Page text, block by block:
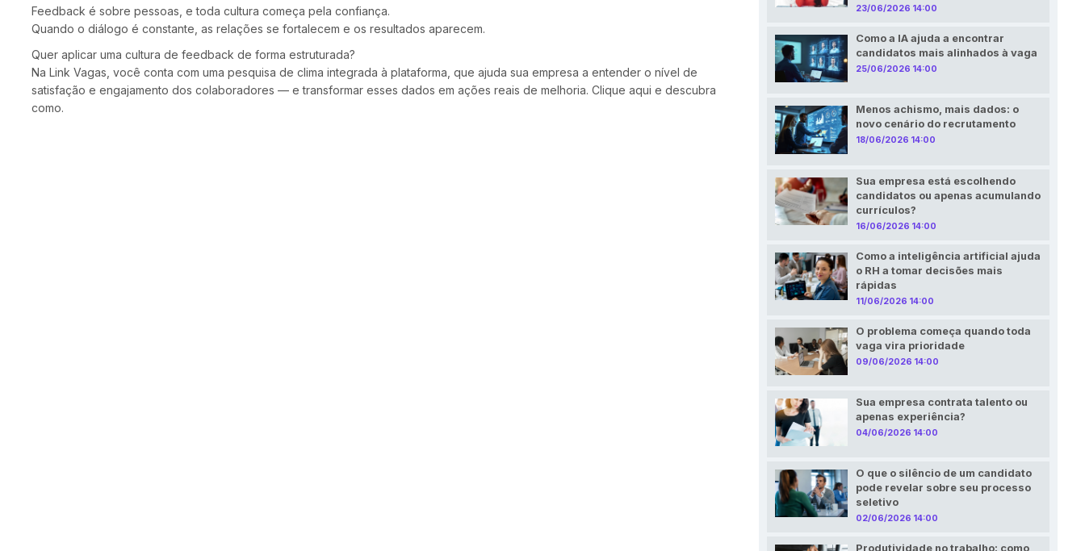
Feedback é sobre pessoas, e toda cultura começa pela confiança.
Quando o diálogo é constante, as relações se fortalecem e os resultados aparecem.
Quer aplicar uma cultura de feedback de forma estruturada?
Na Link Vagas, você conta com uma pesquisa de clima integrada à plataforma, que ajuda sua empresa a entender o nível de
satisfação e engajamento dos colaboradores — e transformar esses dados em ações reais de melhoria. Clique aqui e descubra
como.
23/06/2026 14:00
Como a IA ajuda a encontrar
candidatos mais alinhados à vaga
25/06/2026 14:00
Menos achismo, mais dados: o
novo cenário do recrutamento
18/06/2026 14:00
Sua empresa está escolhendo
candidatos ou apenas acumulando
currículos?
16/06/2026 14:00
Como a inteligência artificial ajuda
o RH a tomar decisões mais
rápidas
11/06/2026 14:00
O problema começa quando toda
vaga vira prioridade
09/06/2026 14:00
Sua empresa contrata talento ou
apenas experiência?
04/06/2026 14:00
O que o silêncio de um candidato
pode revelar sobre seu processo
seletivo
02/06/2026 14:00
Produtividade no trabalho: como